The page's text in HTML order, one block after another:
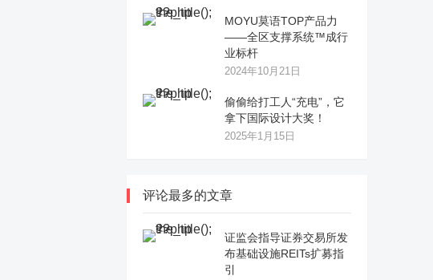
MOYU莫语TOP产品力
——全区支撑系统™成行
业标杆
2024年10月21日
偷偷给打工人“充电”，它
拿下国际设计大奖！
2025年1月15日
评论最多的文章
证监会指导证券交易所发
布基础设施REITs扩募指
引